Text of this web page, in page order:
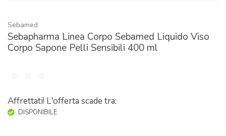
Sebamed
Sebapharma Linea Corpo Sebamed Liquido Viso
Corpo Sapone Pelli Sensibili 400 ml
Affrettati! L'offerta scade tra:
DISPONIBILE